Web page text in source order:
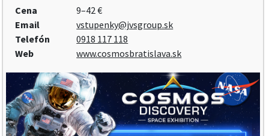
Cena
9–42 €
Email
vstupenky@jvsgroup.sk
Telefón
0918 117 118
Web
www.cosmosbratislava.sk